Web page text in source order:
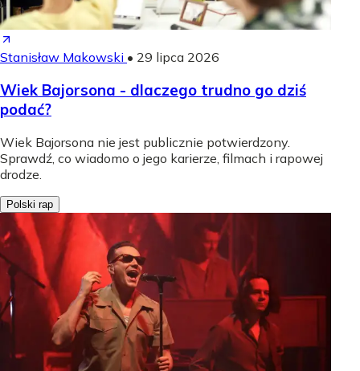
Stanisław Makowski • 29 lipca 2026
Wiek Bajorsona - dlaczego trudno go dziś
podać?
Wiek Bajorsona nie jest publicznie potwierdzony.
Sprawdź, co wiadomo o jego karierze, filmach i rapowej
drodze.
Polski rap